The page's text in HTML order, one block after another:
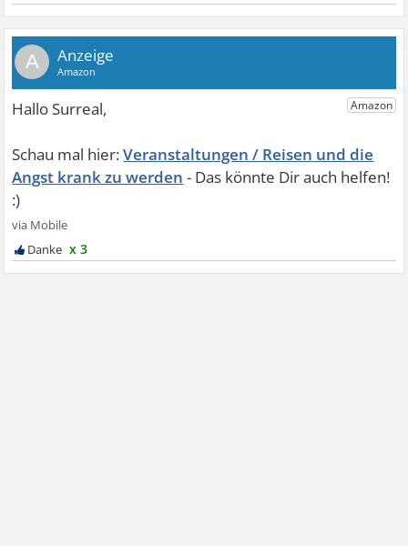
A
Veranstaltungen / Reisen und die
Angst krank zu werden
x 3